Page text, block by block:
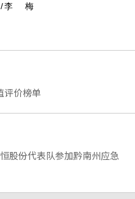
/李 梅
评价榜单
股份代表队参加黔南州应急